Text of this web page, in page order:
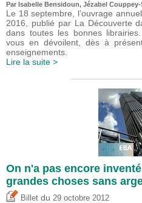
Par Isabelle Bensidoun, Jézabel
Le 18 septembre, l’ouvrage
2016, publié par La Découverte
dans toutes les bonnes
vous en dévoilent, dès à
enseignements.
Lire la suite >
On n'a pas encore
grandes choses sans
Billet du 29 octobre 2012